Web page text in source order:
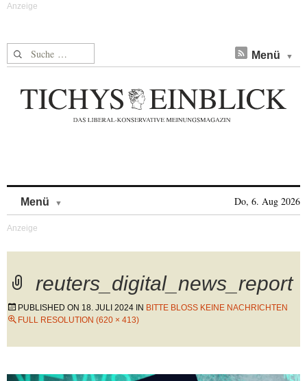
Suche nach: Menü
Menü Do, 6. Aug 2026
reuters_digital_news_report
PUBLISHED ON 18. JULI 2024 IN BITTE BLOSS KEINE NACHRICHTEN
FULL RESOLUTION (620 × 413)